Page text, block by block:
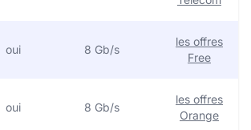
oui 8 Gb/s
les offres
Free
oui 8 Gb/s
les offres
Orange